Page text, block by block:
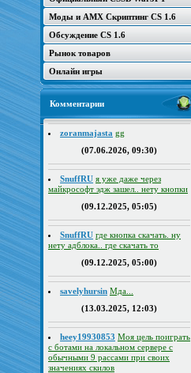
Моды и AMX Скриптинг CS 1.6
Обсуждение CS 1.6
Рынок товаров
Онлайн игры
Комментарии
zoranmajasta gg
(07.06.2026, 09:30)
SnuffRU я уже даже через
майкрософт эдж зашел.. нету кнопки
(09.12.2025, 05:05)
SnuffRU где кнопка скачать. ну
нету адблока.. где скачать то
(09.12.2025, 05:00)
savelyhursin Мда...
(13.03.2025, 12:03)
heey19930853 Моя цель поиграть
с ботами на локальном сервере с
обычными 9 рассами при своих
значениях скилов